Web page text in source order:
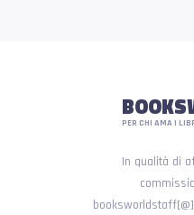
PER CHI AMA I
In qualità di